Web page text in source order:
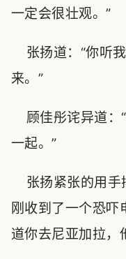
一定会很壮观。”
张扬道：“你听
来。”
顾佳彤诧异道：
一起。”
张扬紧张的用手
刚收到了一个恐吓
道你去尼亚加拉，